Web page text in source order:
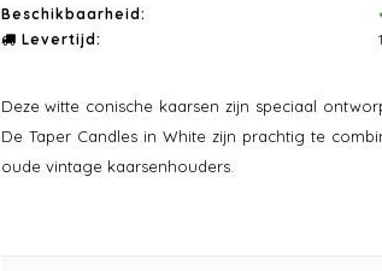
Beschikbaarheid:
Levertijd:
Deze witte conische kaarsen zijn speciaal
De Taper Candles in White zijn prachtig te
oude vintage kaarsenhouders.